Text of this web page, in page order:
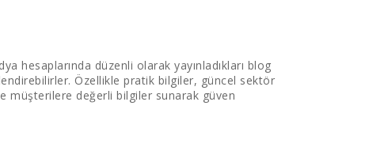
hesaplarında düzenli olarak yayınladıkları blog
Özellikle pratik bilgiler, güncel sektör
müşterilere değerli bilgiler sunarak güven